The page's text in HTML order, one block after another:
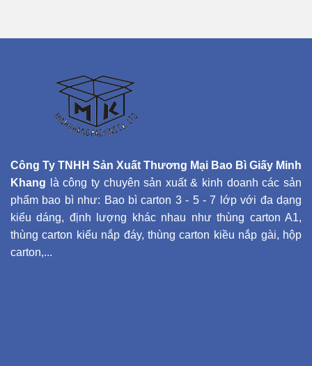
Công Ty TNHH Sản Xuất Thương Mại Bao Bì Giấy Minh
Khang là công ty chuyên sản xuất & kinh doanh các sản
phẩm bao bì như: Bao bì carton 3 - 5 - 7 lớp với đa dạng
kiểu dáng, định lượng khác nhau như thùng carton A1,
thùng carton kiểu nắp đáy, thùng carton kiều nắp gài, hộp
carton,...